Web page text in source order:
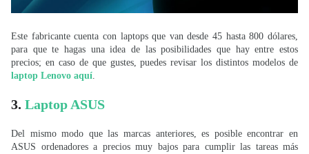
Este fabricante cuenta con laptops que van desde 45 hasta 800 dólares,
para que te hagas una idea de las posibilidades que hay entre estos
precios; en caso de que gustes, puedes revisar los distintosmodelos de
laptop Lenovo aquí.
3. Laptop ASUS
Del mismo modo que las marcas anteriores, es posible encontrar en
ASUS ordenadores a precios muy bajos para cumplir las tareas más